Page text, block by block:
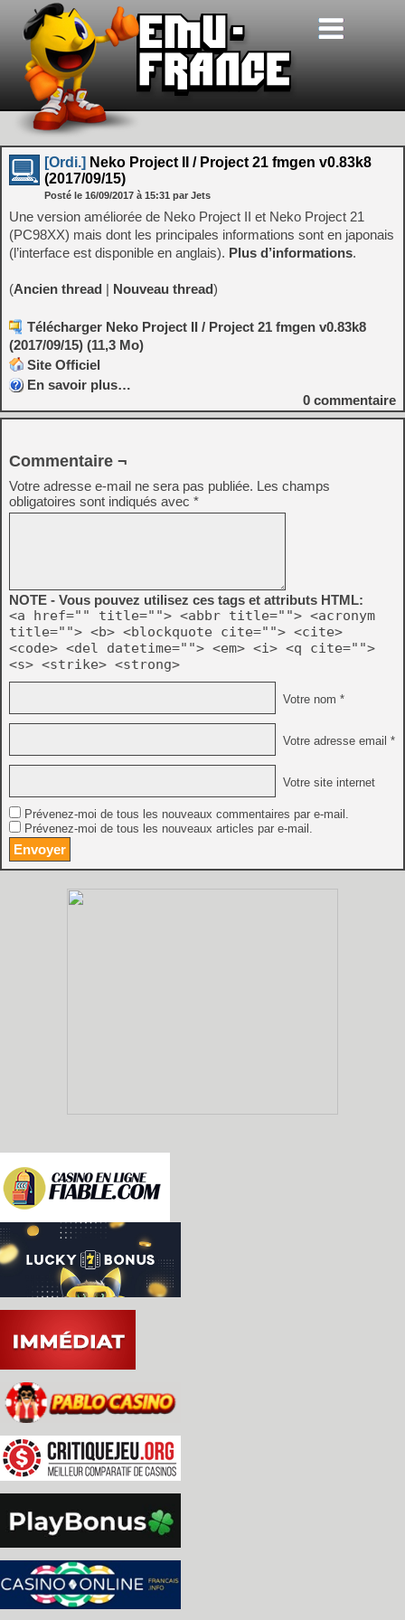
[Ordi.] Neko Project II / Project 21 fmgen v0.83k8
(2017/09/15)
Posté le 16/09/2017 à 15:31 par Jets
Une version améliorée de Neko Project II et Neko Project 21
(PC98XX) mais dont les principales informations sont en japonais
(l’interface est disponible en anglais). Plus d’informations.
(Ancien thread | Nouveau thread)
Télécharger Neko Project II / Project 21 fmgen v0.83k8
(2017/09/15) (11,3 Mo)
Site Officiel
En savoir plus…
0 commentaire
Commentaire ¬
Votre adresse e-mail ne sera pas publiée. Les champs
obligatoires sont indiqués avec *
NOTE - Vous pouvez utilisez ces tags et attributs HTML:
<a href="" title=""> <abbr title=""> <acronym
title=""> <b> <blockquote cite=""> <cite>
<code> <del datetime=""> <em> <i> <q cite="">
<s> <strike> <strong>
Votre nom *
Votre adresse email *
Votre site internet
Prévenez-moi de tous les nouveaux commentaires par e-mail.
Prévenez-moi de tous les nouveaux articles par e-mail.